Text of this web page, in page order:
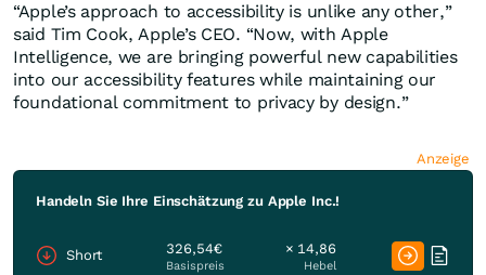
“Apple’s approach to accessibility is unlike any other,”
said Tim Cook, Apple’s CEO. “Now, with Apple
Intelligence, we are bringing powerful new capabilities
into our accessibility features while maintaining our
foundational commitment to privacy by design.”
Anzeige
Handeln Sie Ihre Einschätzung zu Apple Inc.!
Short 326,54€
Basispreis
× 14,86
Hebel